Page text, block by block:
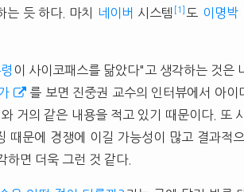
는 듯 하다. 마치
네이버 시스템 [1] 도 이명박
이 사이코패스를 닮았다"고 생각하는 것은
를 보면 진중권 교수의 인터뷰에서 아이
와 거의 같은 내용을 적고 있기 때문이다. 또
때문에 경쟁에 이길 가능성이 많고 결과적
하면 더욱 그런 것 같다.